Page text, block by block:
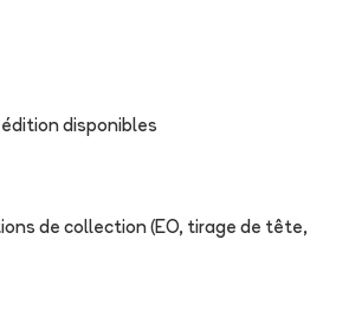
édition disponibles
de collection (EO, tirage de tête,